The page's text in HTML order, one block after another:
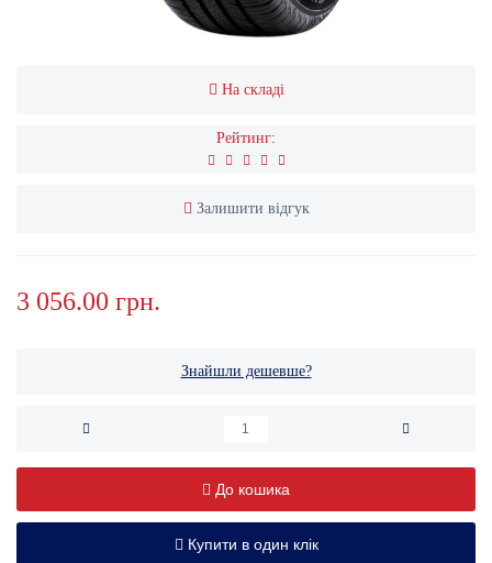
На складі
Рейтинг:
Залишити відгук
3 056.00 грн.
Знайшли дешевше?
До кошика
Купити в один клік